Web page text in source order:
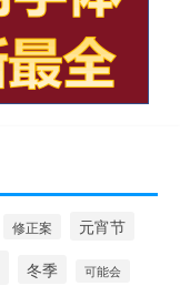
修正案 元宵节
冬季 可能会